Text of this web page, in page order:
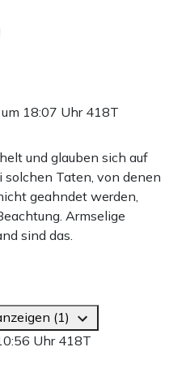
18:07 Uhr 418T
und glauben sich auf
solchen Taten, von denen
geahndet werden,
Armselige
sind das.
(1)
Uhr 418T